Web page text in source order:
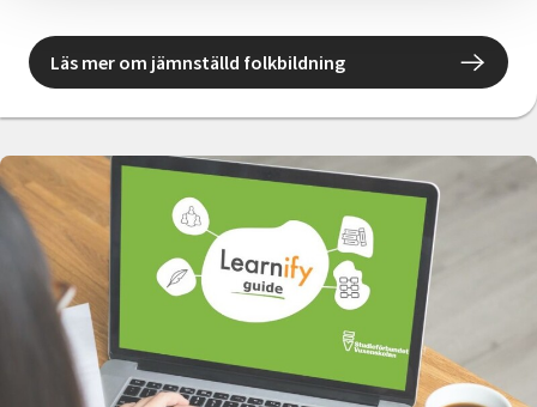
Läs mer om jämnställd folkbildning